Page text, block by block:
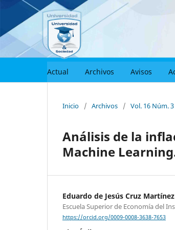
Actual Archivos Avisos
Inicio / Archivos / Vol. 16 Núm.
Análisis de la
Machine
Eduardo de Jesús Cruz Martínez
Escuela Superior de Economía del
https://orcid.org/0009-0008-3638-7653